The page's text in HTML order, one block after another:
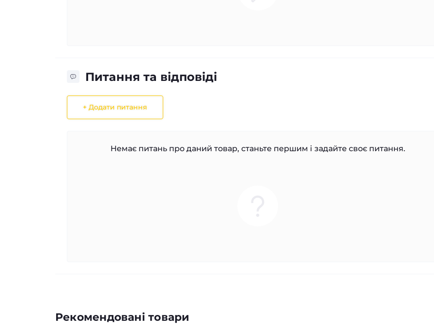
Питання та відповіді
+ Додати питання
Немає питань про даний товар, станьте першим і задайте своє питання.
Рекомендовані товари